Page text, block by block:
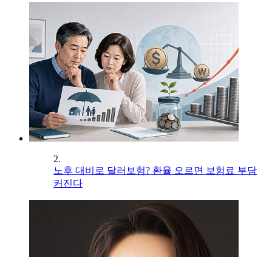
2.
노후 대비로 달러보험? 환율 오르면 보험료 부담
커진다